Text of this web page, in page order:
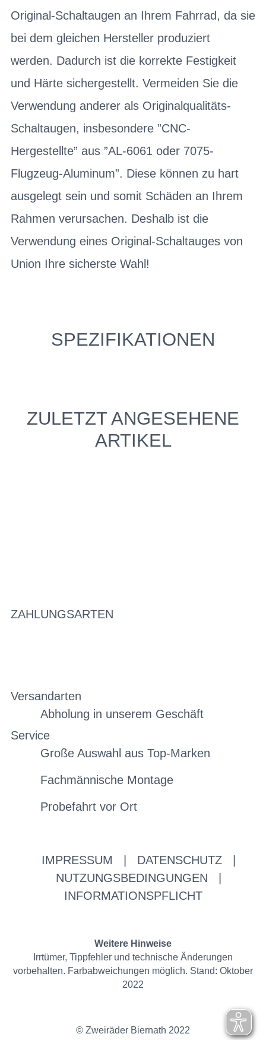
Original-Schaltaugen an Ihrem Fahrrad, da sie
bei dem gleichen Hersteller produziert
werden. Dadurch ist die korrekte Festigkeit
und Härte sichergestellt. Vermeiden Sie die
Verwendung anderer als Originalqualitäts-
Schaltaugen, insbesondere ”CNC-
Hergestellte” aus ”AL-6061 oder 7075-
Flugzeug-Aluminum”. Diese können zu hart
ausgelegt sein und somit Schäden an Ihrem
Rahmen verursachen. Deshalb ist die
Verwendung eines Original-Schaltauges von
Union Ihre sicherste Wahl!
SPEZIFIKATIONEN
ZULETZT ANGESEHENE
ARTIKEL
ZAHLUNGSARTEN
Versandarten
Abholung in unserem Geschäft
Service
Große Auswahl aus Top-Marken
Fachmännische Montage
Probefahrt vor Ort
IMPRESSUM DATENSCHUTZ
NUTZUNGSBEDINGUNGEN
INFORMATIONSPFLICHT
Weitere Hinweise
Irrtümer, Tippfehler und technische Änderungen
vorbehalten. Farbabweichungen möglich. Stand: Oktober
2022
© Zweiräder Biernath 2022